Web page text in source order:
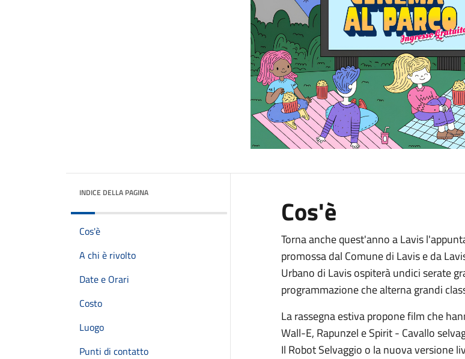
INDICE DELLA PAGINA
Cos'è
A chi è rivolto
Date e Orari
Costo
Luogo
Punti di contatto
Cos'è
Torna anche quest'anno a Lavis
promossa dal Comune di Lavis e da
Urbano di Lavis ospiterà undici serate
programmazione che alterna grandi
La rassegna estiva propone film che
Wall-E, Rapunzel e Spirit - Cavallo
Il Robot Selvaggio o la nuova versione